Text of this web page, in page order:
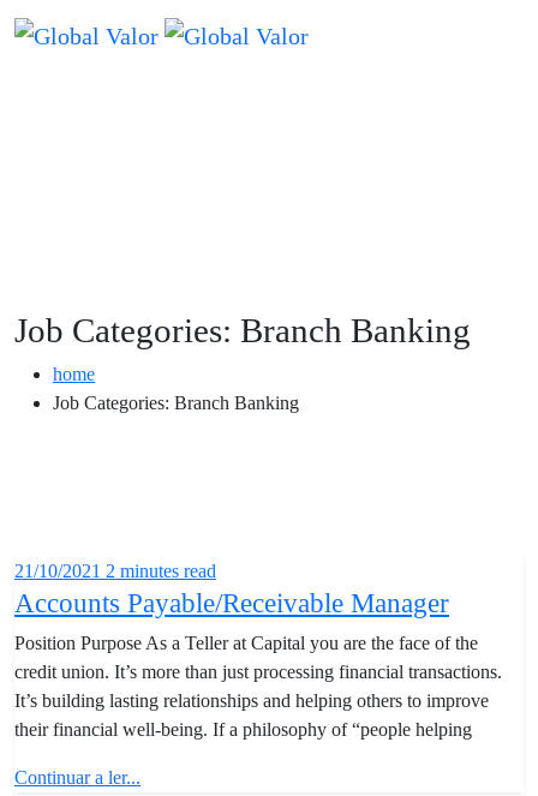
Job Categories: Branch Banking
home
Job Categories: Branch Banking
21/10/2021 2 minutes read
Accounts Payable/Receivable Manager
Position Purpose As a Teller at Capital you are the face of the
credit union. It’s more than just processing financial transactions.
It’s building lasting relationships and helping others to improve
their financial well-being. If a philosophy of “people helping
Continuar a ler...